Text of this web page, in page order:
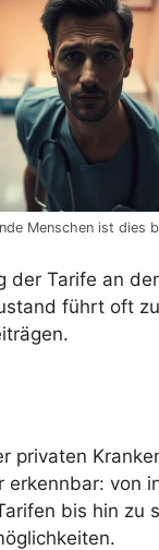
Menschen ist dies
der Tarife an
führt oft
privaten
erkennbar: von
bis hin zu